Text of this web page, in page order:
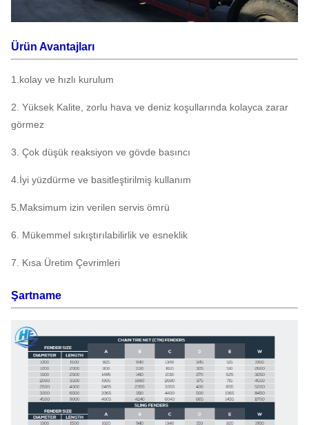
Ürün Avantajları
1.kolay ve hızlı kurulum
2. Yüksek Kalite, zorlu hava ve deniz koşullarında kolayca zarar
görmez
3. Çok düşük reaksiyon ve gövde basıncı
4.İyi yüzdürme ve basitleştirilmiş kullanım
5.Maksimum izin verilen servis ömrü
6. Mükemmel sıkıştırılabilirlik ve esneklik
7. Kısa Üretim Çevrimleri
Şartname